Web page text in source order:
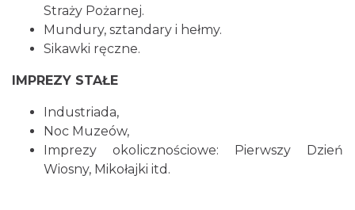
Straży Pożarnej.
Mundury, sztandary i hełmy.
Sikawki ręczne.
IMPREZY STAŁE
Industriada,
Noc Muzeów,
Imprezy okolicznościowe: Pierwszy Dzień
Wiosny, Mikołajki itd.